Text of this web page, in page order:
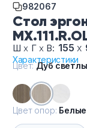
Стол
светлый,
Ш х Г х В: 155 х
Характеристики
982067
Цвет:Дуб
Цвет опор: Белые